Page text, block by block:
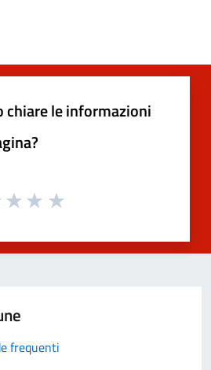
chiare le informazioni
frequenti